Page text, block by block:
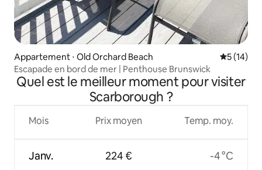
Appartement ⋅ Old Orchard Beach
5 (14)
Escapade en bord de mer | Penthouse Brunswick
Quel est le meilleur moment pour visiter
Scarborough ?
Mois
Janv.
Prix moyen
224 €
Temp. moy.
-4 °C